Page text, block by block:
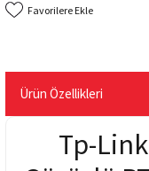
Ürün Özellikleri
Tp-